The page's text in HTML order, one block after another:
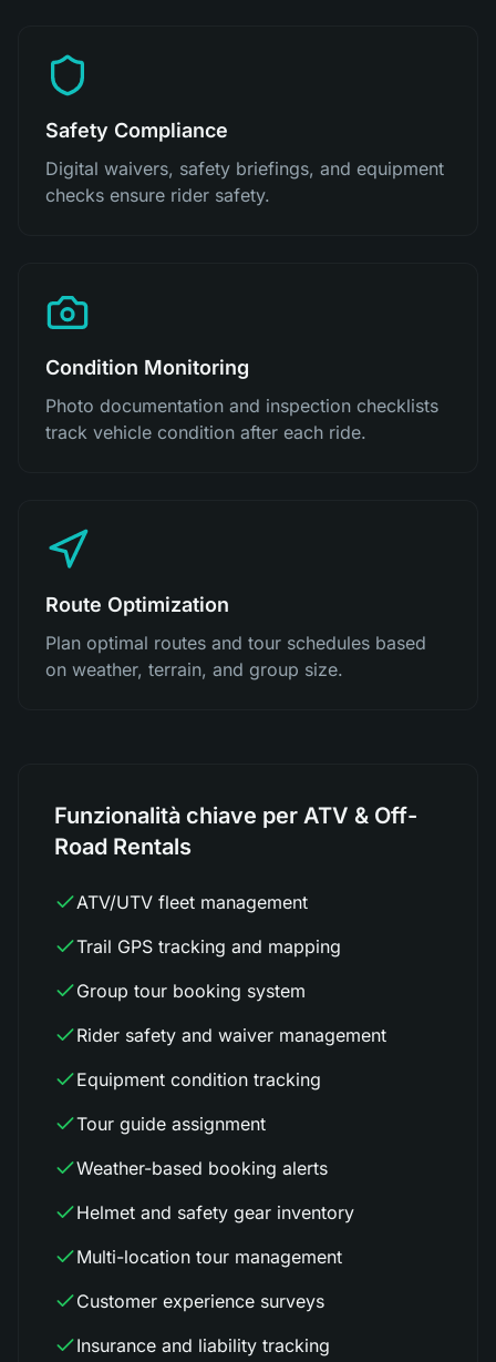
Safety Compliance
Digital waivers, safety briefings, and equipment
checks ensure rider safety.
Condition Monitoring
Photo documentation and inspection checklists
track vehicle condition after each ride.
Route Optimization
Plan optimal routes and tour schedules based
on weather, terrain, and group size.
Funzionalità chiave per ATV & Off-
Road Rentals
ATV/UTV fleet management
Trail GPS tracking and mapping
Group tour booking system
Rider safety and waiver management
Equipment condition tracking
Tour guide assignment
Weather-based booking alerts
Helmet and safety gear inventory
Multi-location tour management
Customer experience surveys
Insurance and liability tracking